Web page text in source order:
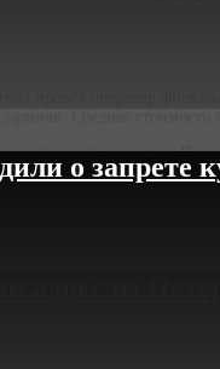
о запрете
провёл оператор
Средняя стоимость
области и
из